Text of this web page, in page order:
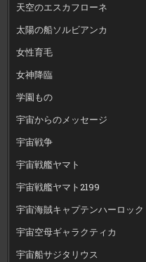
天空のエスカフローネ
太陽の船ソルビアンカ
女性育毛
女神降臨
学園もの
宇宙からのメッセージ
宇宙戦争
宇宙戦艦ヤマト
宇宙戦艦ヤマト2199
宇宙海賊キャプテンハーロック
宇宙空母ギャラクティカ
宇宙船サジタリウス